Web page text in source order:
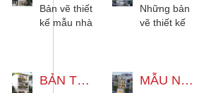
Bản vẽ thiết
kế mẫu nhà
đại 3 phòng
Những bản
vẽ thiết kế
diện tích
BẢN THIẾT KẾ MẪU NHÀ 3 TẦNG HIỆN ĐẠI 5X18M MẪU NHÀ 5 TẦNG KẾT HỢP KINH DOANH 10X20M TÂN CỔ ĐIỂN